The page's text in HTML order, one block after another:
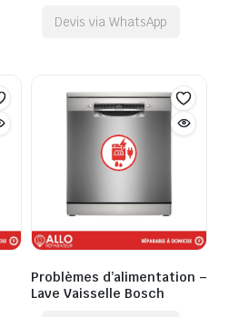
Devis via WhatsApp
Problèmes d’alimentation –
Lave Vaisselle Bosch